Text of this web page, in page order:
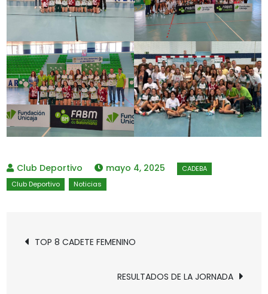
mayo 4, 2025
Navegación
TOP 8 CADETE FEMENINO
RESULTADOS DE LA JORNADA